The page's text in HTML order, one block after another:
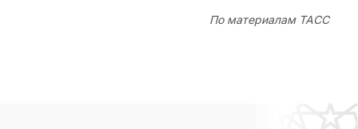
По материалам ТАСС